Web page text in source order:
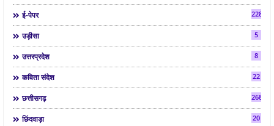
ई-पेपर 2286
उड़ीसा 5
उत्तरप्रदेश 8
कविता संदेश 22
छत्तीसगढ़ 268
छिंदवाड़ा 20